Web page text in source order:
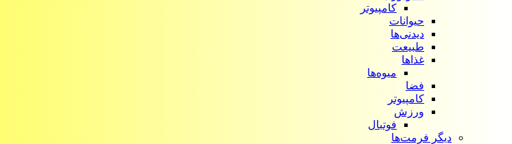
کامپیوتر
حیوانات
دیدنی‌ها
طبیعت
غذاها
میوه‌ها
فضا
کامپیوتر
ورزش
فوتبال
دیگر فرمت‌ها